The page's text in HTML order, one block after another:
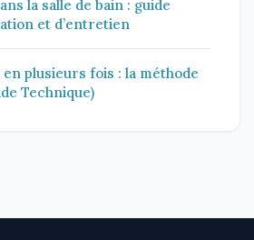
la salle de bain : guide
et d’entretien
plusieurs fois : la méthode
Technique)